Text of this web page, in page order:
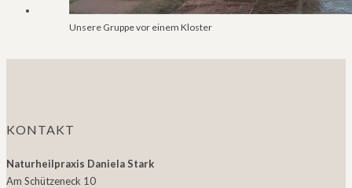
Unsere Gruppe vor einem Kloster
KONTAKT
Naturheilpraxis Daniela Stark
Am Schützeneck 10